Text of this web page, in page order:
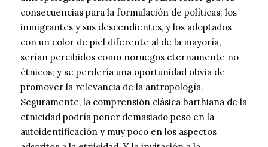
consecuencias para la formulación de políticas; los
inmigrantes y sus descendientes, y los adoptados
con un color de piel diferente al de la mayoría,
serían percibidos como noruegos eternamente no
étnicos; y se perdería una oportunidad obvia de
promover la relevancia de la antropología.
Seguramente, la comprensión clásica barthiana de la
etnicidad podría poner demasiado peso en la
autoidentificación y muy poco en los aspectos